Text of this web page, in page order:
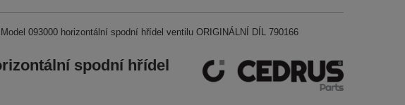
093000 horizontální spodní hřídel ventilu ORIGINÁLNÍ DÍL 790166
spodní hřídel